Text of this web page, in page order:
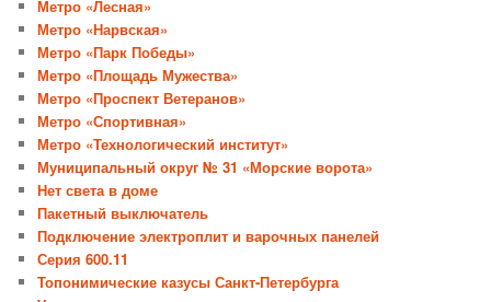
Метро «Лесная»
Метро «Нарвская»
Метро «Парк Победы»
Метро «Площадь Мужества»
Метро «Проспект Ветеранов»
Метро «Спортивная»
Метро «Технологический институт»
Муниципальный округ № 31 «Морские ворота»
Нет света в доме
Пакетный выключатель
Подключение электроплит и варочных панелей
Серия 600.11
Топонимические казусы Санкт-Петербурга